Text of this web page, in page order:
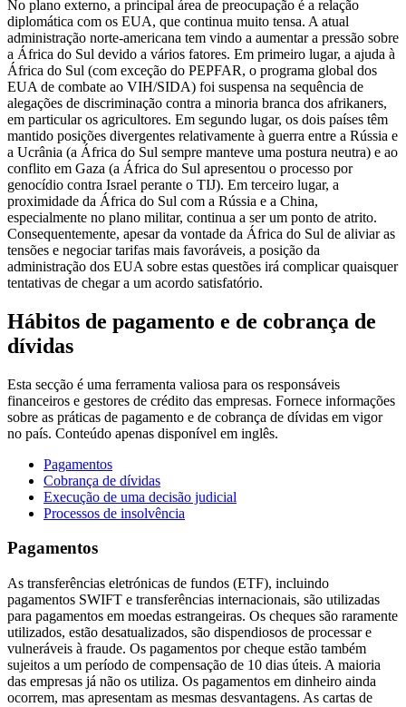
No plano externo, a principal área de preocupação é a relação
diplomática com os EUA, que continua muito tensa. A atual
administração norte-americana tem vindo a aumentar a pressão sobre
a África do Sul devido a vários fatores. Em primeiro lugar, a ajuda à
África do Sul (com exceção do PEPFAR, o programa global dos
EUA de combate ao VIH/SIDA) foi suspensa na sequência de
alegações de discriminação contra a minoria branca dos afrikaners,
em particular os agricultores. Em segundo lugar, os dois países têm
mantido posições divergentes relativamente à guerra entre a Rússia e
a Ucrânia (a África do Sul sempre manteve uma postura neutra) e ao
conflito em Gaza (a África do Sul apresentou o processo por
genocídio contra Israel perante o TIJ). Em terceiro lugar, a
proximidade da África do Sul com a Rússia e a China,
especialmente no plano militar, continua a ser um ponto de atrito.
Consequentemente, apesar da vontade da África do Sul de aliviar as
tensões e negociar tarifas mais favoráveis, a posição da
administração dos EUA sobre estas questões irá complicar quaisquer
tentativas de chegar a um acordo satisfatório.
Hábitos de pagamento e de cobrança de
dívidas
Esta secção é uma ferramenta valiosa para os responsáveis
financeiros e gestores de crédito das empresas. Fornece informações
sobre as práticas de pagamento e de cobrança de dívidas em vigor
no país. Conteúdo apenas disponível em inglês.
Pagamentos
Cobrança de dívidas
Execução de uma decisão judicial
Processos de insolvência
Pagamentos
As transferências eletrónicas de fundos (ETF), incluindo
pagamentos SWIFT e transferências internacionais, são utilizadas
para pagamentos em moedas estrangeiras. Os cheques são raramente
utilizados, estão desatualizados, são dispendiosos de processar e
vulneráveis à fraude. Os pagamentos por cheque estão também
sujeitos a um período de compensação de 10 dias úteis. A maioria
das empresas já não os utiliza. Os pagamentos em dinheiro ainda
ocorrem, mas apresentam as mesmas desvantagens. As cartas de